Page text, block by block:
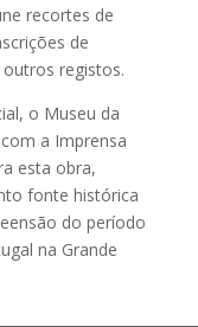
recortes de
de
registos.
o Museu da
a Imprensa
esta obra,
fonte histórica
do período
na Grande